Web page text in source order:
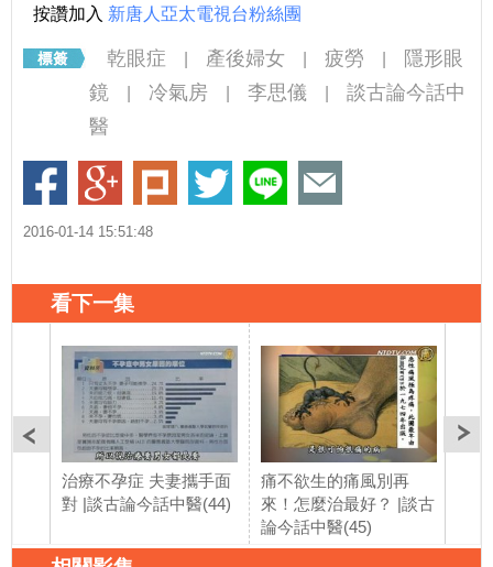
按讚加入 新唐人亞太電視台粉絲團
乾眼症 產後婦女 疲勞
隱形眼
鏡
冷氣房 李思儀
談古論今話中
醫
2016-01-14 15:51:48
看下一集
治療不孕症 夫妻攜手面
對 |談古論今話中醫(44)
痛不欲生的痛風別再
來！怎麼治最好？ |談古
論今話中醫(45)